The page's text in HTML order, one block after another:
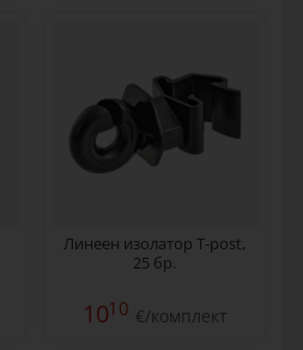
Линеен изолатор T-post,
25 бр.
1010 €/комплект